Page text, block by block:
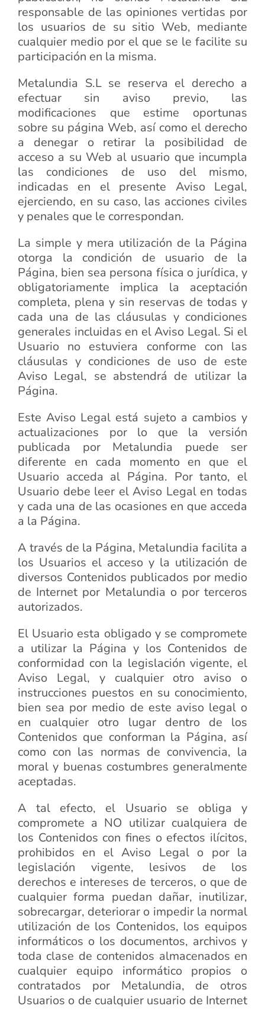
responsable de las opiniones vertidas por
los usuarios de su sitio Web, mediante
cualquier medio por el que se le facilite su
participación en la misma.
Metalundia S.L se reserva el derecho a
efectuar sin aviso previo, las
modificaciones que estime oportunas
sobre su página Web, así como el derecho
a denegar o retirar la posibilidad de
acceso a su Web al usuario que incumpla
las condiciones de uso del mismo,
indicadas en el presente Aviso Legal,
ejerciendo, en su caso, las acciones civiles
y penales que le correspondan.
La simple y mera utilización de la Página
otorga la condición de usuario de la
Página, bien sea persona física o jurídica, y
obligatoriamente implica la aceptación
completa, plena y sin reservas de todas y
cada una de las cláusulas y condiciones
generales incluidas en el Aviso Legal. Si el
Usuario no estuviera conforme con las
cláusulas y condiciones de uso de este
Aviso Legal, se abstendrá de utilizar la
Página.
Este Aviso Legal está sujeto a cambios y
actualizaciones por lo que la versión
publicada por Metalundia puede ser
diferente en cada momento en que el
Usuario acceda al Página. Por tanto, el
Usuario debe leer el Aviso Legal en todas
y cada una de las ocasiones en que acceda
a la Página.
A través de la Página, Metalundia facilita a
los Usuarios el acceso y la utilización de
diversos Contenidos publicados por medio
de Internet por Metalundia o por terceros
autorizados.
El Usuario esta obligado y se compromete
a utilizar la Página y los Contenidos de
conformidad con la legislación vigente, el
Aviso Legal, y cualquier otro aviso o
instrucciones puestos en su conocimiento,
bien sea por medio de este aviso legal o
en cualquier otro lugar dentro de los
Contenidos que conforman la Página, así
como con las normas de convivencia, la
moral y buenas costumbres generalmente
aceptadas.
A tal efecto, el Usuario se obliga y
compromete a NO utilizar cualquiera de
los Contenidos con fines o efectos ilícitos,
prohibidos en el Aviso Legal o por la
legislación vigente, lesivos de los
derechos e intereses de terceros, o que de
cualquier forma puedan dañar, inutilizar,
sobrecargar, deteriorar o impedir la normal
utilización de los Contenidos, los equipos
informáticos o los documentos, archivos y
toda clase de contenidos almacenados en
cualquier equipo informático propios o
contratados por Metalundia, de otros
Usuarios o de cualquier usuario de Internet